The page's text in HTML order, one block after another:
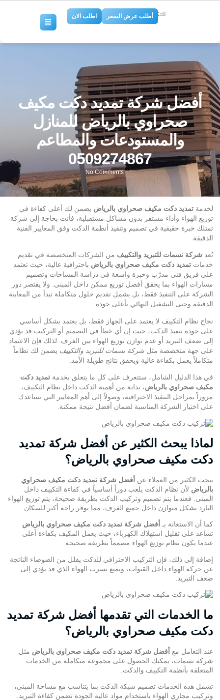
للتكييف والتبريد
أطلب عرض السعر اطلب الان
أفضل شركة تمديد دكت مكيف
صحراوي بالرياض للمنازل
والمستودعات والمطاعم
0509274867
No Comments
لخدمة تمديد دكت مكيف صحراوي بالرياض يضمن لك أعلى كفاءة في
توزيع الهواء وأداء مستقر بدون مشاكل مستقبلية، فأنت بحاجة إلى شركة
تمتلك خبرة حقيقية في تصميم وتنفيذ أنظمة الدكت وفق المعايير الفنية
الدقيقة.
تُعد شركة نسمات للتبريد والتكييف من الشركات المتخصصة في تقديم
خدمات تمديد دكت مكيف صحراوي بالرياض باحترافية عالية، حيث تعتمد
على فريق فني مدرّب وخبرة واسعة في دراسة المساحات وتصميم
مسارات الهواء بما يحقق أفضل توزيع ممكن داخل المبنى. ولا يقتصر دور
الشركة على التنفيذ فقط، بل يشمل تقديم حلول متكاملة تبدأ من المعاينة
الدقيقة وحتى التشغيل النهائي بأعلى جودة.
نجاح نظام التكييف لا يعتمد على الجهاز فقط، بل يعتمد بشكل أساسي
على جودة تنفيذ الدكت، حيث إن أي خطأ في التصميم أو التركيب قد يؤدي
إلى ضعف التبريد أو عدم توازن توزيع الهواء بين الغرف. لذلك فإن الاعتماد
على جهة متخصصة مثل شركة نسمات للتبريد والتكييف يضمن لك نظاماً
متكاملاً يعمل بكفاءة عالية ويحقق نتائج طويلة الأمد.
في هذا الدليل الشامل، ستتعرف على كل ما يتعلق بخدمة تمديد دكت
مكيف صحراوي بالرياض، بداية من أهمية الدكت داخل نظام التكييف،
مروراً بمراحل التنفيذ الاحترافية، وصولاً إلى أهم المعايير التي تساعدك
على اختيار الشركة المناسبة لضمان أفضل نتيجة ممكنة.
لماذا يبحث الكثير عن أفضل شركة تمديد
دكت مكيف صحراوي بالرياض؟
يبحث الكثير من العملاء عن أفضل شركة تمديد دكت مكيف صحراوي
بالرياض لأن نظام الدكت يلعب دوراً أساسياً في كفاءة التكييف داخل
المبنى. فعندما يتم تصميم وتركيب الدكت بطريقة صحيحة، يتم توزيع الهواء
البارد بشكل متوازن داخل جميع الغرف، مما يوفر راحة أكبر للسكان.
كما أن الاستعانة بـ أفضل شركة تمديد دكت مكيف صحراوي بالرياض
تساعد على تقليل استهلاك الكهرباء، حيث يعمل المكيف بكفاءة أعلى
عندما يكون نظام توزيع الهواء مصمماً بطريقة صحيحة.
إضافة إلى ذلك، فإن التركيب الاحترافي للدكت يقلل من الضوضاء الناتجة
عن حركة الهواء داخل القنوات، ويمنع تسرب الهواء الذي قد يؤدي إلى
ضعف التبريد.
ما الخدمات التي تقدمها أفضل شركة تمديد
دكت مكيف صحراوي بالرياض؟
عند التعامل مع أفضل شركة تمديد دكت مكيف صحراوي بالرياض مثل
شركة نسمات، يمكنك الحصول على مجموعة متكاملة من الخدمات
المتعلقة بأنظمة التكييف والدكت.
تشمل هذه الخدمات تصميم شبكة الدكت بما يتناسب مع مساحة المبنى،
وتركيب مجاري الهواء باستخدام مواد عالية الجودة تضمن كفاءة التبريد.